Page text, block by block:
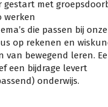
gestart met
werken
die passen bij
op rekenen en
van bewegend leren.
een bijdrage levert
onderwijs.